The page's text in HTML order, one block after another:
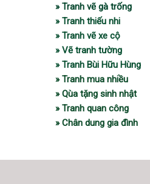
» Tranh vẽ gà trống
» Tranh thiếu nhi
» Tranh vẽ xe cộ
» Vẽ tranh tường
» Tranh Bùi Hữu Hùng
» Tranh mua nhiều
» Qùa tặng sinh nhật
» Tranh quan công
» Chân dung gia đình